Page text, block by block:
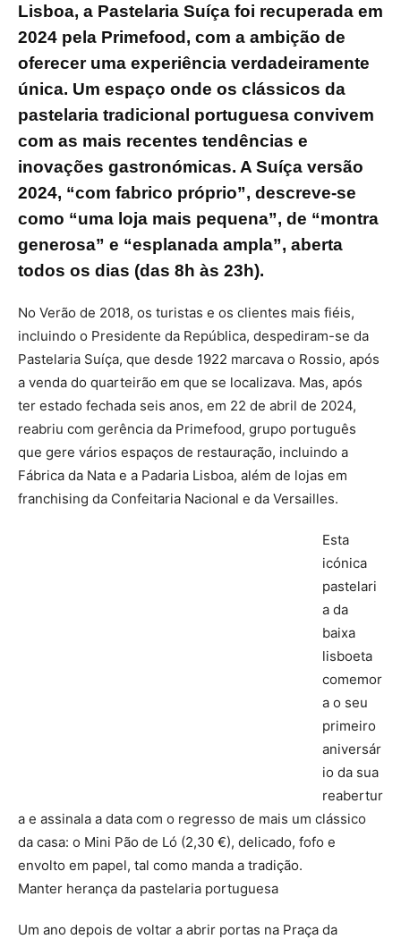
Lisboa, a Pastelaria Suíça foi recuperada em
2024 pela Primefood, com a ambição de
oferecer uma experiência verdadeiramente
única. Um espaço onde os clássicos da
pastelaria tradicional portuguesa convivem
com as mais recentes tendências e
inovações gastronómicas. A Suíça versão
2024, “com fabrico próprio”, descreve-se
como “uma loja mais pequena”, de “montra
generosa” e “esplanada ampla”, aberta
todos os dias (das 8h às 23h).
No Verão de 2018, os turistas e os clientes mais fiéis,
incluindo o Presidente da República, despediram-se da
Pastelaria Suíça, que desde 1922 marcava o Rossio, após
a venda do quarteirão em que se localizava. Mas, após
ter estado fechada seis anos, em 22 de abril de 2024,
reabriu com gerência da Primefood, grupo português
que gere vários espaços de restauração, incluindo a
Fábrica da Nata e a Padaria Lisboa, além de lojas em
franchising da Confeitaria Nacional e da Versailles.
Esta
icónica
pastelari
a da
baixa
lisboeta
comemor
a o seu
primeiro
aniversár
io da sua
reabertur
a e assinala a data com o regresso de mais um clássico
da casa: o Mini Pão de Ló (2,30 €), delicado, fofo e
envolto em papel, tal como manda a tradição.
Manter herança da pastelaria portuguesa
Um ano depois de voltar a abrir portas na Praça da